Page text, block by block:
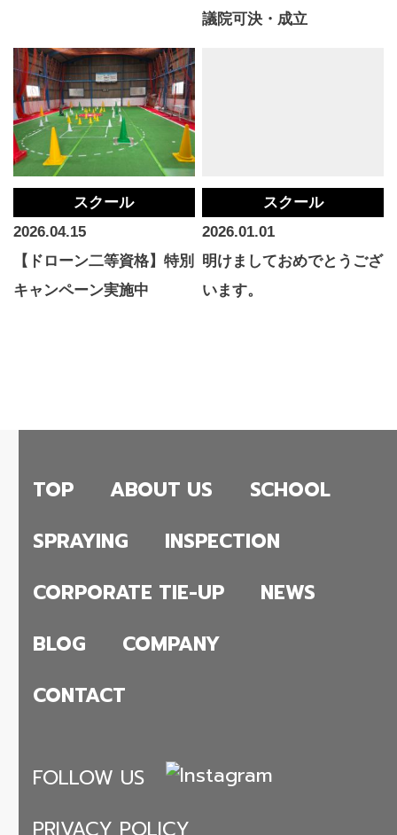
議院可決・成立
スクール
2026.04.15
【ドローン二等資格】特別
キャンペーン実施中
スクール
2026.01.01
明けましておめでとうござ
います。
TOP ABOUT US
SCHOOL
SPRAYING
INSPECTION
CORPORATE TIE-UP
NEWS
BLOG
COMPANY
CONTACT
FOLLOW US
PRIVACY POLICY